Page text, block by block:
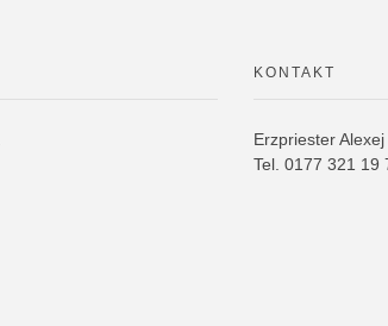
KONTAKT
Erzpriester
Tel. 0177 321 19